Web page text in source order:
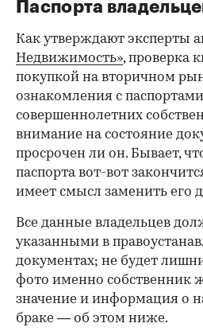
Паспорта
Как утверждают эксперты
Недвижимость», проверка
покупкой на вторичном
ознакомления с паспортами
совершеннолетних
внимание на состояние
просрочен ли он. Бывает,
паспорта вот-вот
имеет смысл заменить его
Все данные владельцев
указанными в
документах; не будет
фото именно собственник
значение и информация о
браке — об этом ниже.